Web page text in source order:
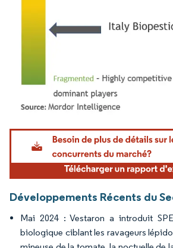
Image © Mordor Intelligence. La réutilisation
Développements Récents du
Mai 2024 : Vestaron a introduit
biologique ciblant les ravageurs